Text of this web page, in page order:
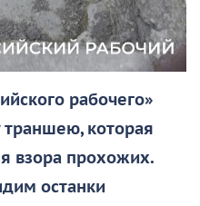
рабочего»
траншею, которая
взора прохожих.
останки